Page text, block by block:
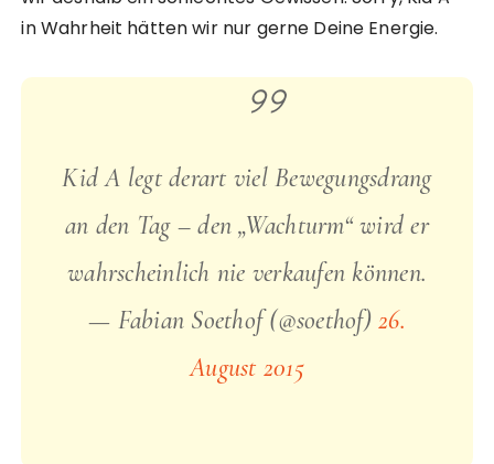
in Wahrheit hätten wir nur gerne Deine Energie.
Kid A legt derart viel Bewegungsdrang
an den Tag – den „Wachturm“ wird er
wahrscheinlich nie verkaufen können.
— Fabian Soethof (@soethof)26.
August 2015